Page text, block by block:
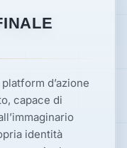
d’azione
capace di
identità